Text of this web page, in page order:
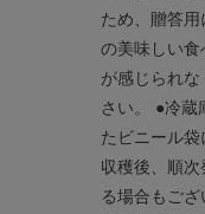
ため、贈答
の美味しい
が感じられ
さい。 ●冷蔵
たビニール
収穫後、順
る場合もご